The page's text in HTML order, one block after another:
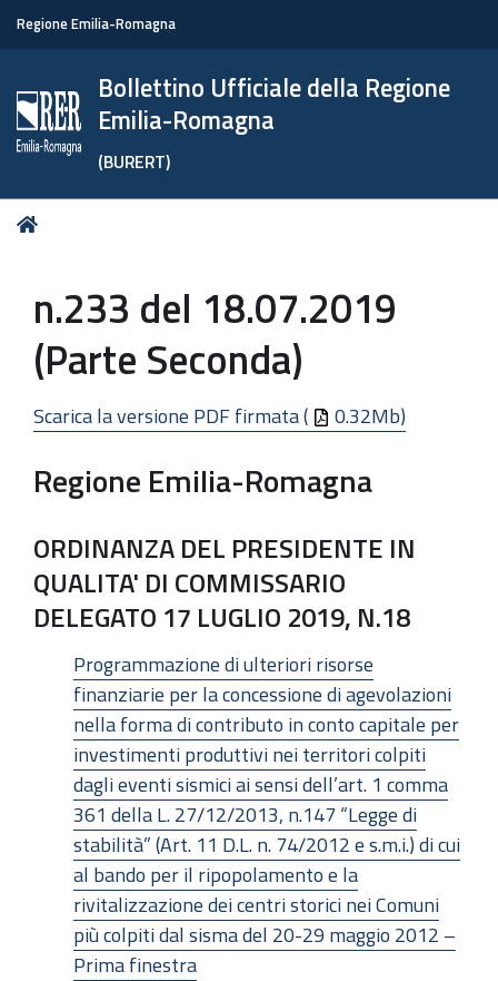
Regione Emilia-Romagna
Bollettino Ufficiale della Regione
Emilia-Romagna
(BURERT)
Tu
n.233 del 18.07.2019
(Parte Seconda)
Scarica la versione PDF firmata ( 0.32Mb)
Regione Emilia-Romagna
ORDINANZA DEL PRESIDENTE IN
QUALITA' DI COMMISSARIO
DELEGATO 17 LUGLIO 2019, N.18
Programmazione di ulteriori risorse
finanziarie per la concessione di agevolazioni
nella forma di contributo in conto capitale per
investimenti produttivi nei territori colpiti
dagli eventi sismici ai sensi dell’art. 1 comma
361 della L. 27/12/2013, n.147 “Legge di
stabilità” (Art. 11 D.L. n. 74/2012 e s.m.i.) di cui
al bando per il ripopolamento e la
rivitalizzazione dei centri storici nei Comuni
più colpiti dal sisma del 20-29 maggio 2012 –
Prima finestra